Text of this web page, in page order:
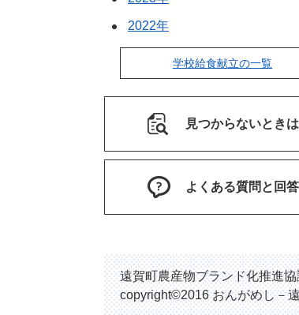
2022年
学校給食献立の一覧
見つからないときは
よくある質問と回答
遠賀町農産物ブランド化推進協
copyright©2016 おんがめし－